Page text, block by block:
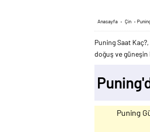
Anasayfa › Çin ›
Puning Saat
doğuş ve güneşin
Puning